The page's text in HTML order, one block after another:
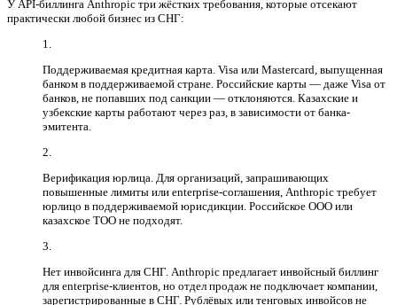
У API-биллинга Anthropic три жёстких требования, которые отсекают
практически любой бизнес из СНГ:
Поддерживаемая кредитная карта. Visa или Mastercard, выпущенная
банком в поддерживаемой стране. Российские карты — даже Visa от
банков, не попавших под санкции — отклоняются. Казахские и
узбекские карты работают через раз, в зависимости от банка-
эмитента.
Верификация юрлица. Для организаций, запрашивающих
повышенные лимиты или enterprise-соглашения, Anthropic требует
юрлицо в поддерживаемой юрисдикции. Российское ООО или
казахское ТОО не подходят.
Нет инвойсинга для СНГ. Anthropic предлагает инвойсный биллинг
для enterprise-клиентов, но отдел продаж не подключает компании,
зарегистрированные в СНГ. Рублёвых или тенговых инвойсов не